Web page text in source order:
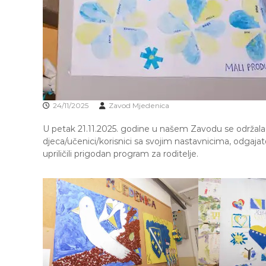
E
V
O
a
z
o
n
e
i
o
g
o
j
d
j
e
c
24/11/2025 Zavod Mjedenica
U petak 21.11.2025. godine u našem Zavodu se
djeca/učenici/korisnici sa svojim nastavnicima,
upriličili prigodan program za roditelje.